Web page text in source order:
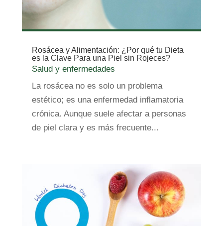
Rosácea y Alimentación: ¿Por qué tu Dieta
es la Clave Para una Piel sin Rojeces?
Salud y enfermedades
La rosácea no es solo un problema
estético; es una enfermedad inflamatoria
crónica. Aunque suele afectar a personas
de piel clara y es más frecuente...